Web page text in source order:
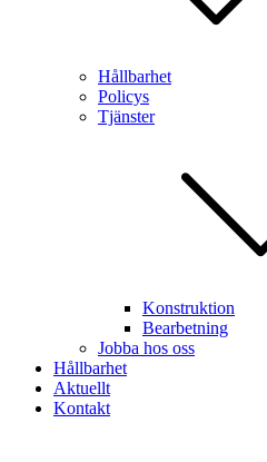
Hållbarhet
Policys
Tjänster
Konstruktion
Bearbetning
Jobba hos oss
Hållbarhet
Aktuellt
Kontakt